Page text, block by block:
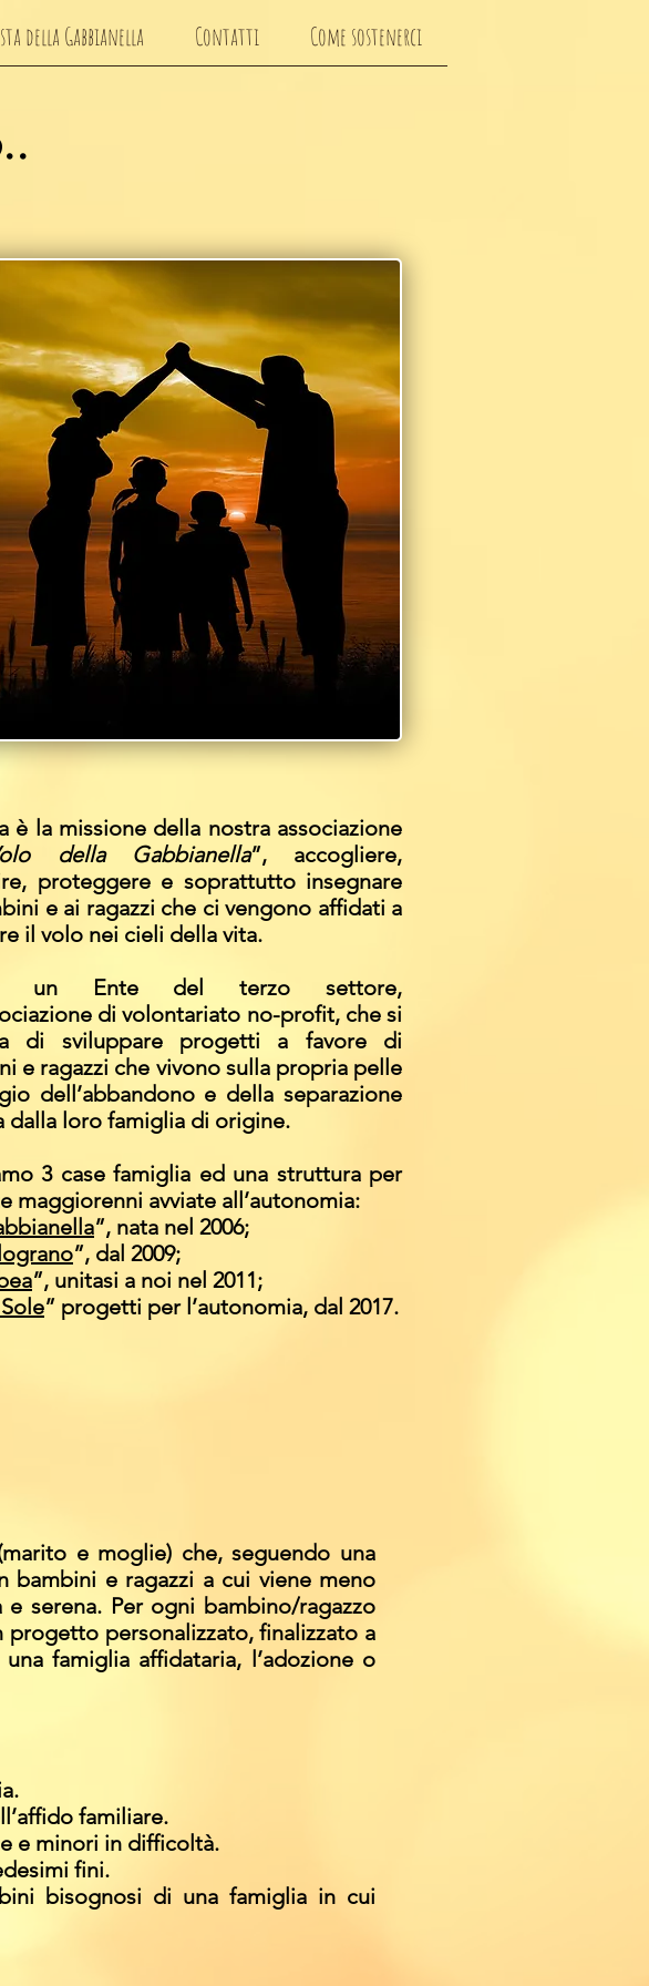
della Gabbianella Contatti Come sostenerci
è la missione della nostra associazione
della Gabbianella”, accogliere,
proteggere e soprattutto insegnare
e ai ragazzi che ci vengono affidati a
il volo nei cieli della vita.
un Ente del terzo settore,
di volontariato no-profit, che si
di sviluppare progetti a favore di
e ragazzi che vivono sulla propria pelle
dell’abbandono e della separazione
dalla loro famiglia di origine.
3 case famiglia ed una struttura per
maggiorenni avviate all’autonomia:
”, nata nel 2006;
”, dal 2009;
”, unitasi a noi nel 2011;
” progetti per l’autonomia, dal 2017.
e moglie) che, seguendo una
bambini e ragazzi a cui viene meno
serena. Per ogni bambino/ragazzo
personalizzato, finalizzato a
famiglia affidataria, l’adozione o
familiare.
e minori in difficoltà.
fini.
bisognosi di una famiglia in cui